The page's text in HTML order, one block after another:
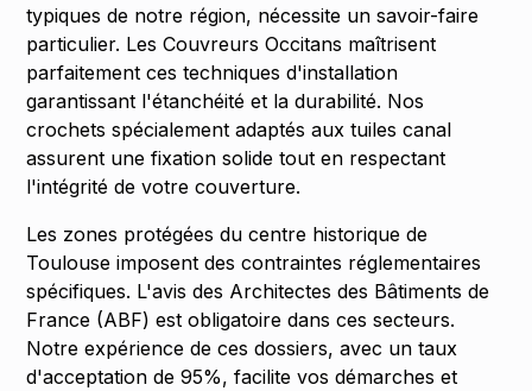
typiques de notre région, nécessite un savoir-faire
particulier. Les Couvreurs Occitans maîtrisent
parfaitement ces techniques d'installation
garantissant l'étanchéité et la durabilité. Nos
crochets spécialement adaptés aux tuiles canal
assurent une fixation solide tout en respectant
l'intégrité de votre couverture.
Les zones protégées du centre historique de
Toulouse imposent des contraintes réglementaires
spécifiques. L'avis des Architectes des Bâtiments de
France (ABF) est obligatoire dans ces secteurs.
Notre expérience de ces dossiers, avec un taux
d'acceptation de 95%, facilite vos démarches et